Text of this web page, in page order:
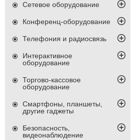
Сетевое оборудование
Конференц-оборудование
Телефония и радиосвязь
Интерактивное
оборудование
Торгово-кассовое
оборудование
Смартфоны, планшеты,
другие гаджеты
Безопасность,
видеонаблюдение